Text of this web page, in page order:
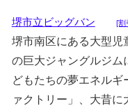
堺市立ビッグバン [割
堺市南区にある大型児
の巨大ジャングルジム
どもたちの夢エネルギ
ァクトリー」、大昔